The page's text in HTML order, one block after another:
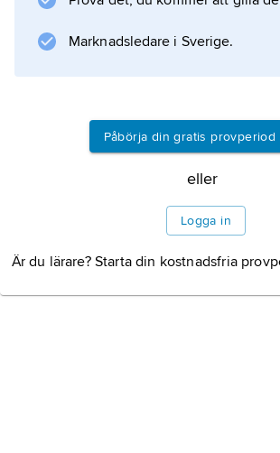
Marknadsledare i Sverige.
Påbörja din gratis provperiod
eller
Logga in
Är du lärare? Starta din kostnadsfria